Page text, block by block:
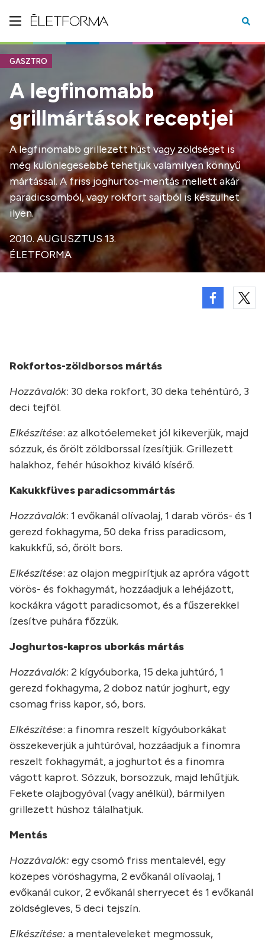
GASZTRO
A legfinomabb
grillmártások receptjei
A legfinomabb grillezett húst vagy zöldséget is
még különlegesebbé tehetjük valamilyen könnyű
mártással. A friss joghurtos-mentás mellett akár
paradicsomból, vagy rokfort sajtból is készülhet
ilyen.
2010. AUGUSZTUS 13.
ÉLETFORMA
Rokfortos-zöldborsos mártás
Hozzávalók: 30 deka rokfort, 30 deka tehéntúró, 3
deci tejföl.
Elkészítése: az alkotóelemeket jól kikeverjük, majd
sózzuk, és őrölt zöldborssal ízesítjük. Grillezett
halakhoz, fehér húsokhoz kiváló kísérő.
Kakukkfüves paradicsommártás
Hozzávalók: 1 evőkanál olívaolaj, 1 darab vörös- és 1
gerezd fokhagyma, 50 deka friss paradicsom,
kakukkfű, só, őrölt bors.
Elkészítése: az olajon megpirítjuk az apróra vágott
vörös- és fokhagymát, hozzáadjuk a lehéjázott,
kockákra vágott paradicsomot, és a fűszerekkel
ízesítve puhára főzzük.
Joghurtos-kapros uborkás mártás
Hozzávalók: 2 kígyóuborka, 15 deka juhtúró, 1
gerezd fokhagyma, 2 doboz natúr joghurt, egy
csomag friss kapor, só, bors.
Elkészítése: a finomra reszelt kígyóuborkákat
összekeverjük a juhtúróval, hozzáadjuk a finomra
reszelt fokhagymát, a joghurtot és a finomra
vágott kaprot. Sózzuk, borsozzuk, majd lehűtjük.
Fekete olajbogyóval (vagy anélkül), bármilyen
grillezett húshoz tálalhatjuk.
Mentás
Hozzávalók: egy csomó friss mentalevél, egy
közepes vöröshagyma, 2 evőkanál olívaolaj, 1
evőkanál cukor, 2 evőkanál sherryecet és 1 evőkanál
zöldségleves, 5 deci tejszín.
Elkészítése: a mentaleveleket megmossuk,